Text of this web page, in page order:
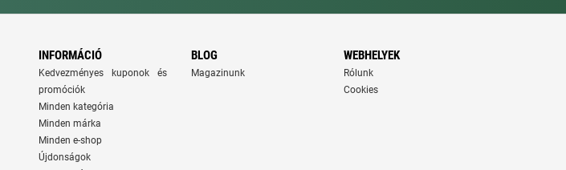
INFORMÁCIÓ
Kedvezményes kuponok és
promóciók
Minden kategória
Minden márka
Minden e-shop
Újdonságok
BLOG
Magazinunk
WEBHELYEK
Rólunk
Cookies